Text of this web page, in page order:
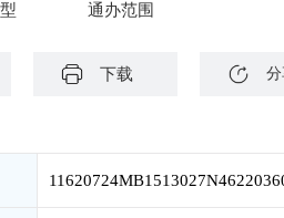
通办范围
下载